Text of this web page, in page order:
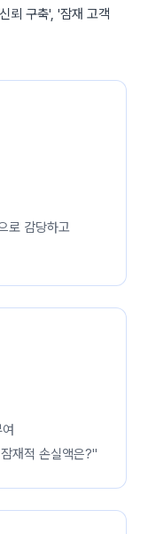
뢰 구축', '잠재 고객
로 감당하고
재적 손실액은?"